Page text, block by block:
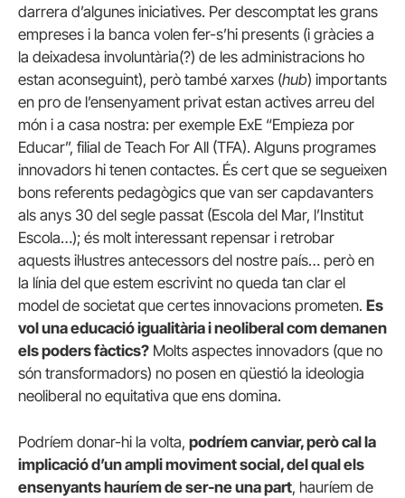
darrera d’algunes iniciatives. Per descomptat les grans
empreses i la banca volen fer-s’hi presents (i gràcies a
la deixadesa involuntària(?) de les administracions ho
estan aconseguint), però també xarxes (hub) importants
en pro de l’ensenyament privat estan actives arreu del
món i a casa nostra: per exemple ExE “Empieza por
Educar”, filial de Teach For All (TFA). Alguns programes
innovadors hi tenen contactes. És cert que se segueixen
bons referents pedagògics que van ser capdavanters
als anys 30 del segle passat (Escola del Mar, l’Institut
Escola…); és molt interessant repensar i retrobar
aquests il·lustres antecessors del nostre país… però en
la línia del que estem escrivint no queda tan clar el
model de societat que certes innovacions prometen. Es
vol una educació igualitària i neoliberal com demanen
els poders fàctics? Molts aspectes innovadors (que no
són transformadors) no posen en qüestió la ideologia
neoliberal no equitativa que ens domina.
Podríem donar-hi la volta, podríem canviar, però cal la
implicació d’un ampli moviment social, del qual els
ensenyants hauríem de ser-ne una part, hauríem de